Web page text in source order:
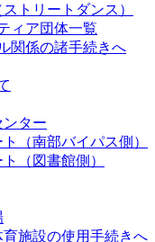
リートダンス）
ア団体一覧
係の諸手続きへ
ター
南部バイパス側）
図書館側）
施設の使用手続きへ